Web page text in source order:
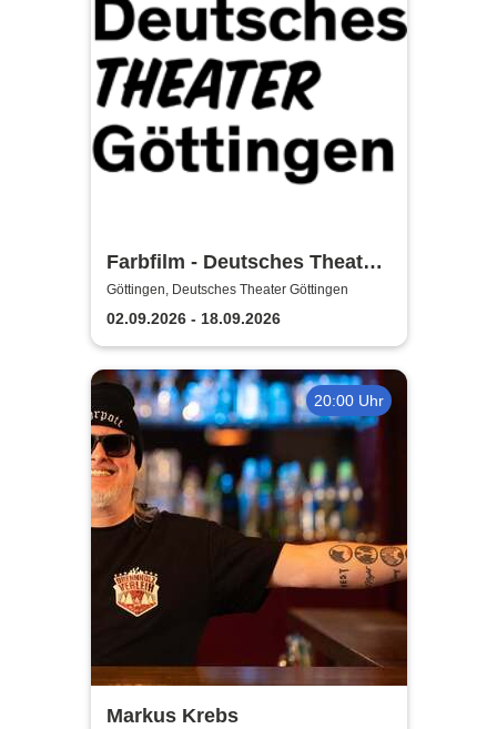
Farbfilm - Deutsches Theater
Göttingen
Göttingen, Deutsches Theater Göttingen
02.09.2026 - 18.09.2026
20:00 Uhr
Markus Krebs